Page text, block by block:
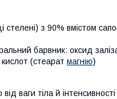
з 90% вмістом
барвник: оксид
кислот (стеарат магнію)
ваги тіла й